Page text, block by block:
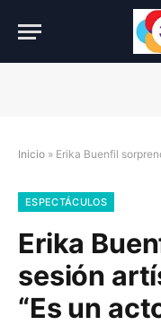
Inicio » Erika Buenfil sorprende
ESPECTÁCULOS
Erika
sesión
“Es un